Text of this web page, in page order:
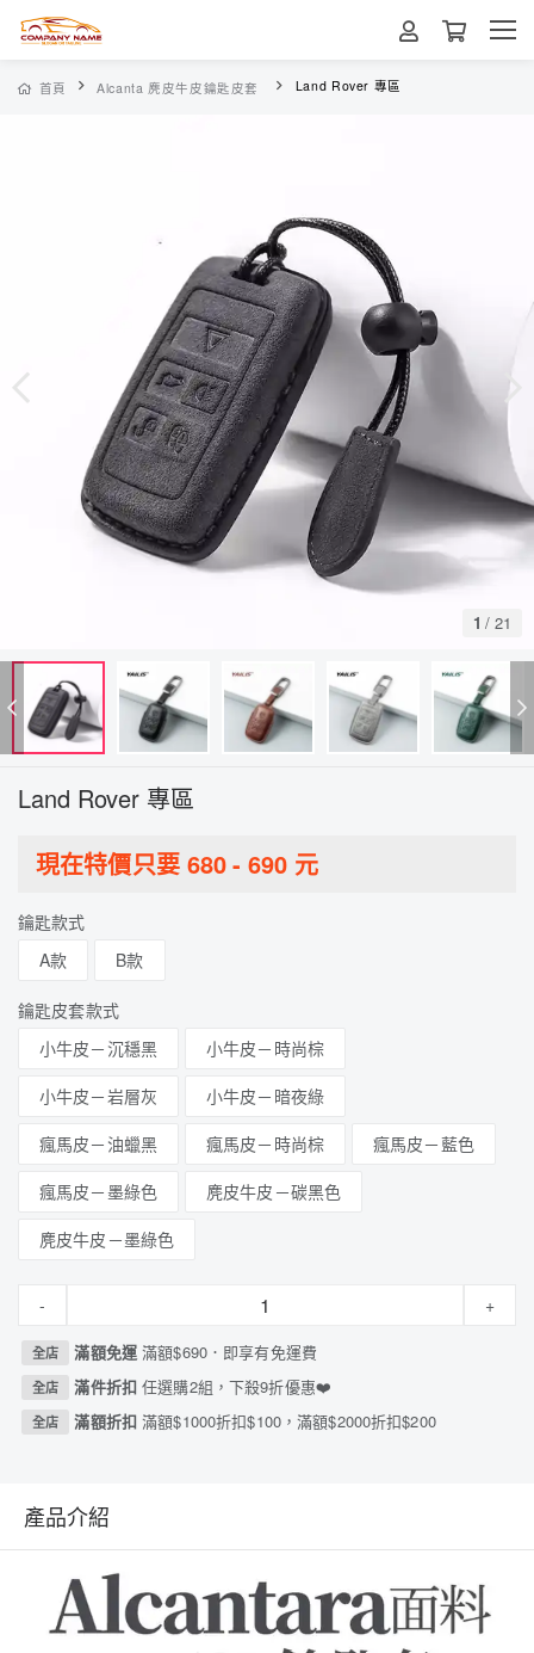
首頁 Alcanta 麂皮牛皮鑰匙皮套 Land Rover 專區
1 / 21
Land Rover 專區
現在特價只要 680- 690元
鑰匙款式
A款
B款
鑰匙皮套款式
小牛皮－沉穩黑
小牛皮－時尚棕
小牛皮－岩層灰
小牛皮－暗夜綠
瘋馬皮－油蠟黑
瘋馬皮－時尚棕
瘋馬皮－藍色
瘋馬皮－墨綠色
麂皮牛皮－碳黑色
麂皮牛皮－墨綠色
- +
全店 滿額免運滿額$690．即享有免運費
全店 滿件折扣任選購2組，下殺9折優惠❤️
全店 滿額折扣滿額$1000折扣$100，滿額$2000折扣$200
產品介紹